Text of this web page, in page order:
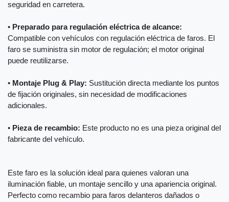
seguridad en carretera.
• Preparado para regulación eléctrica de alcance:
Compatible con vehículos con regulación eléctrica de faros. El
faro se suministra sin motor de regulación; el motor original
puede reutilizarse.
• Montaje Plug & Play: Sustitución directa mediante los puntos
de fijación originales, sin necesidad de modificaciones
adicionales.
• Pieza de recambio: Este producto no es una pieza original del
fabricante del vehículo.
Este faro es la solución ideal para quienes valoran una
iluminación fiable, un montaje sencillo y una apariencia original.
Perfecto como recambio para faros delanteros dañados o